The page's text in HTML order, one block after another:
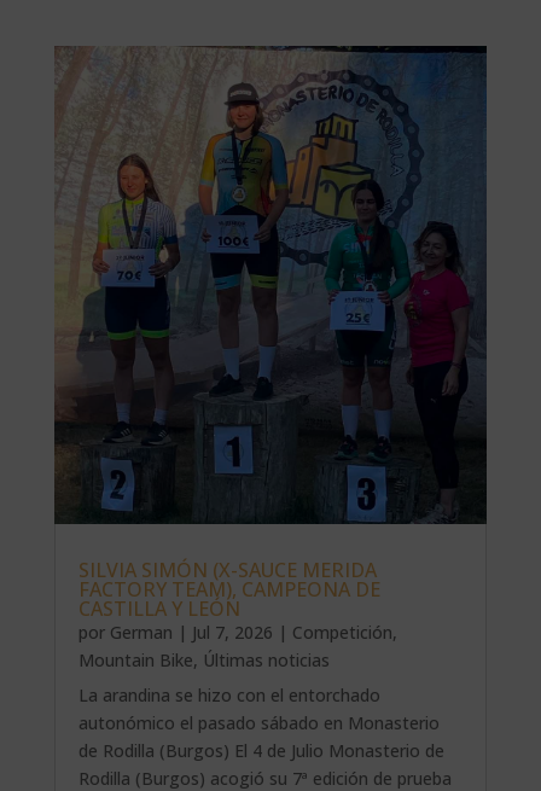
SILVIA SIMÓN (X-SAUCE MERIDA
FACTORY TEAM), CAMPEONA DE
CASTILLA Y LEÓN
por German | Jul 7, 2026 | Competición,
Mountain Bike, Últimas noticias
La arandina se hizo con el entorchado
autonómico el pasado sábado en Monasterio
de Rodilla (Burgos) El 4 de Julio Monasterio de
Rodilla (Burgos) acogió su 7ª edición de prueba